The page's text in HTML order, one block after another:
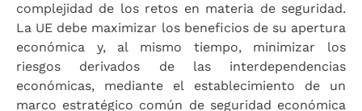
complejidad de los retos en materia de seguridad.
La UE debe maximizar los beneficios de su apertura
económica y, al mismo tiempo, minimizar los
riesgos derivados de las interdependencias
económicas, mediante el establecimiento de un
marco estratégico común de seguridad económica